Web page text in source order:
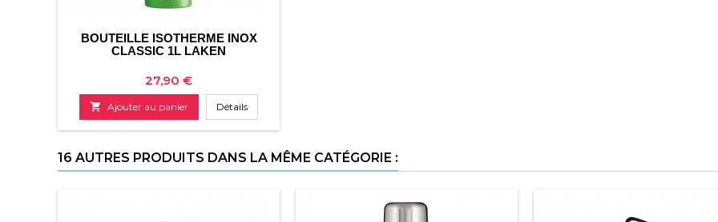
BOUTEILLE ISOTHERME INOX
CLASSIC 1L LAKEN
Prix
27,90 €
 Ajouter au panier Détails
16 AUTRES PRODUITS DANS LA MÊME CATÉGORIE :